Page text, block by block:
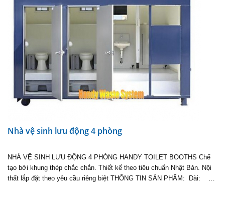
Nhà vệ sinh lưu động 4 phòng
NHÀ VỆ SINH LƯU ĐỘNG 4 PHÒNG HANDY TOILET BOOTHS Chế
tạo bởi khung thép chắc chắn. Thiết kế theo tiêu chuẩn Nhật Bản. Nội
thất lắp đặt theo yêu cầu riêng biệt THÔNG TIN SẢN PHẨM: Dài: …